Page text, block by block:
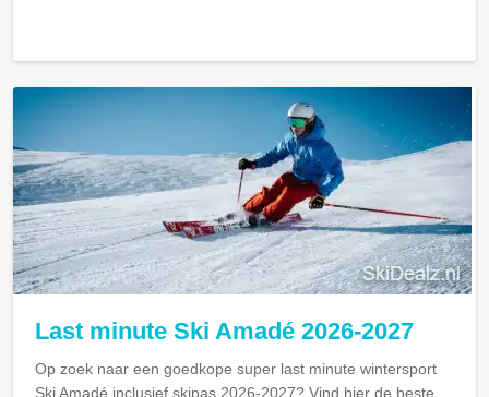
Last minute Ski Amadé 2026-2027
Op zoek naar een goedkope super last minute wintersport
Ski Amadé inclusief skipas 2026-2027? Vind hier de beste